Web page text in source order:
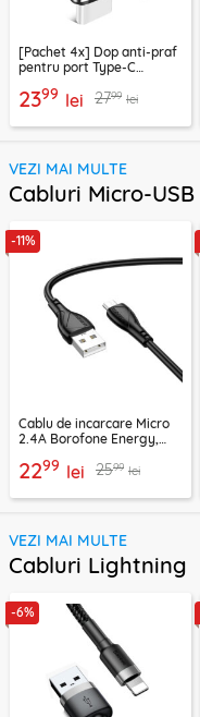
[Pachet 4x] Dop anti-praf
pentru port Type-C
2399 lei 2799 lei
VEZI MAI MULTE
Cabluri Micro-USB
-11%
Cablu de incarcare Micro
2.4A Borofone Energy,
2299 lei 2599 lei
VEZI MAI MULTE
Cabluri Lightning
-6%